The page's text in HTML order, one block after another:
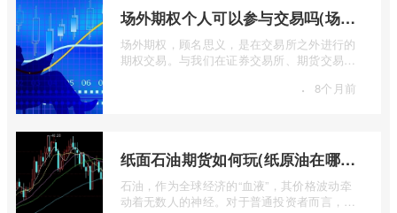
场外期权个人可以参与交易吗(场外个股期权怎样交易)
场外期权，顾名思义，是在交易所之外进行的
期权交易。与我们在证券交易所、期货交易所
· 8个月前
纸面石油期货如何玩(纸原油在哪里交易)
石油，作为全球经济的“血液”，其价格波动牵
动着无数人的神经。对于普通投资者而言，直